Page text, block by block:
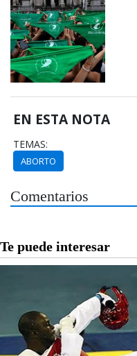
EN ESTA NOTA
TEMAS:
ABORTO
Comentarios